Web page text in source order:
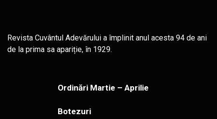
Revista Cuvântul Adevărului a împlinit anul acesta 94 de ani
de la prima sa apariție, în 1929.
Ordinări Martie – Aprilie
Botezuri